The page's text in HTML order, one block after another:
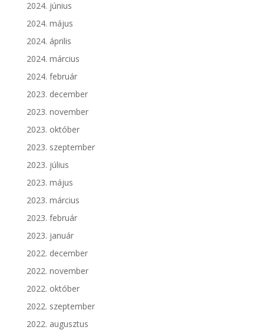
2024. június
2024. május
2024. április
2024. március
2024. február
2023. december
2023. november
2023. október
2023. szeptember
2023. július
2023. május
2023. március
2023. február
2023. január
2022. december
2022. november
2022. október
2022. szeptember
2022. augusztus